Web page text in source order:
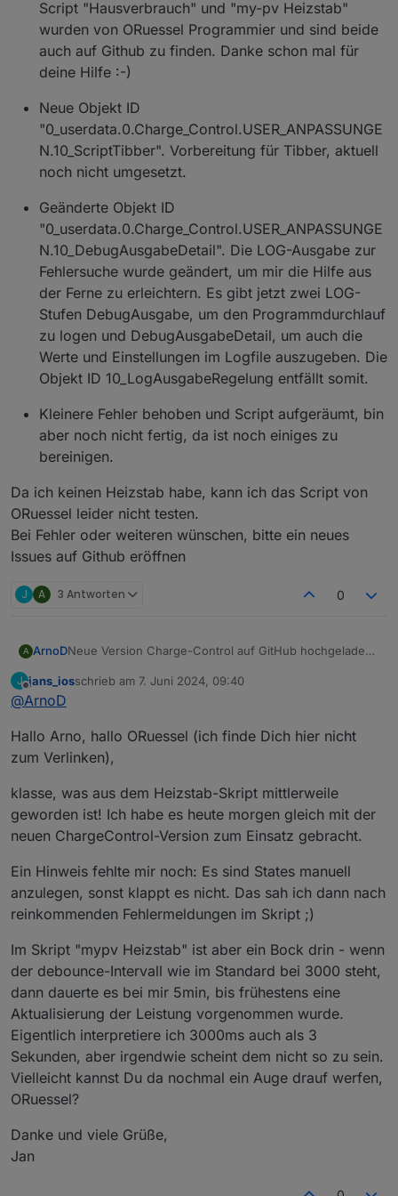
Script "Hausverbrauch" und "my-pv Heizstab"
wurden von ORuessel Programmier und sind beide
auch auf Github zu finden. Danke schon mal für
deine Hilfe :-)
Neue Objekt ID
"0_userdata.0.Charge_Control.USER_ANPASSUNGE
N.10_ScriptTibber". Vorbereitung für Tibber, aktuell
noch nicht umgesetzt.
Geänderte Objekt ID
"0_userdata.0.Charge_Control.USER_ANPASSUNGE
N.10_DebugAusgabeDetail". Die LOG-Ausgabe zur
Fehlersuche wurde geändert, um mir die Hilfe aus
der Ferne zu erleichtern. Es gibt jetzt zwei LOG-
Stufen DebugAusgabe, um den Programmdurchlauf
zu logen und DebugAusgabeDetail, um auch die
Werte und Einstellungen im Logfile auszugeben. Die
Objekt ID 10_LogAusgabeRegelung entfällt somit.
Kleinere Fehler behoben und Script aufgeräumt, bin
aber noch nicht fertig, da ist noch einiges zu
bereinigen.
Da ich keinen Heizstab habe, kann ich das Script von
ORuessel leider nicht testen.
Bei Fehler oder weiteren wünschen, bitte ein neues
Issues auf Github eröffnen
J A 3 Antworten 0
A ArnoDNeue Version Charge-Control auf GitHub hochgeladen.
Änderungen:
Wenn die Notstromreserve bis zum
die Batterie leer ist.
Die ständige Neuberechnung des Batterie SOC
führte zu ständigem Ein- und Ausschalten der
Entladeleistung.
Neue Objekt ID
"0_userdata.0.Charge_Control.USER_ANPASSUNGE
"Hausverbrauch" zusammen mit dem Script "my-pv
Heizstab" für den Heizstab verwendet wird, dann
bitte auf true setzen.
Script "Hausverbrauch" und "my-pv Heizstab"
auch auf Github zu finden. Danke schon mal für
deine Hilfe :-)
Neue Objekt ID
"0_userdata.0.Charge_Control.USER_ANPASSUNGE
N.10_ScriptTibber". Vorbereitung für Tibber, aktuell
noch nicht umgesetzt.
Geänderte Objekt ID
Fehlersuche wurde geändert, um mir die Hilfe aus
Bei Fehler oder weiteren wünschen, bitte ein neues
Issues auf Github eröffnen
J
Offline
jans_iosschrieb am 7. Juni 2024, 09:40
zuletzt editiert von
@ArnoD
Hallo Arno, hallo ORuessel (ich finde Dich hier nicht
zum Verlinken),
klasse, was aus dem Heizstab-Skript mittlerweile
geworden ist! Ich habe es heute morgen gleich mit der
neuen ChargeControl-Version zum Einsatz gebracht.
Ein Hinweis fehlte mir noch: Es sind States manuell
anzulegen, sonst klappt es nicht. Das sah ich dann nach
reinkommenden Fehlermeldungen im Skript ;)
Im Skript "mypv Heizstab" ist aber ein Bock drin - wenn
der debounce-Intervall wie im Standard bei 3000 steht,
dann dauerte es bei mir 5min, bis frühestens eine
Aktualisierung der Leistung vorgenommen wurde.
Eigentlich interpretiere ich 3000ms auch als 3
Sekunden, aber irgendwie scheint dem nicht so zu sein.
Vielleicht kannst Du da nochmal ein Auge drauf werfen,
ORuessel?
Danke und viele Grüße,
Jan